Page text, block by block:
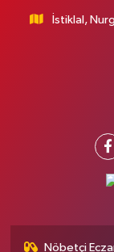
İstiklal,
Nöbetçi